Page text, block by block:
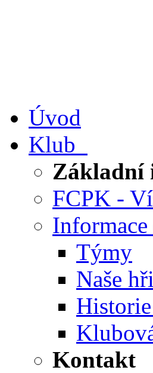
Úvod
Klub
Základní
FCPK -
Týmy
Naše
Kontakt